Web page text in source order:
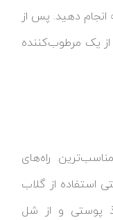
انجام دهید. پس از
از یک مرطوب‌کننده
راه‌های
استفاده از گلاب
پوستی و از شل